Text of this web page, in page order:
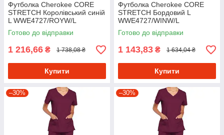
Футболка Cherokee CORE
STRETCH Королівський синій
L WWE4727/ROYW/L
Готово до відправки
1 216,66 ₴ 1 738,08 ₴
Купити
Футболка Cherokee CORE
STRETCH Бордовий L
WWE4727/WINW/L
Готово до відправки
1 143,83 ₴ 1 634,04 ₴
Купити
–30% –30%